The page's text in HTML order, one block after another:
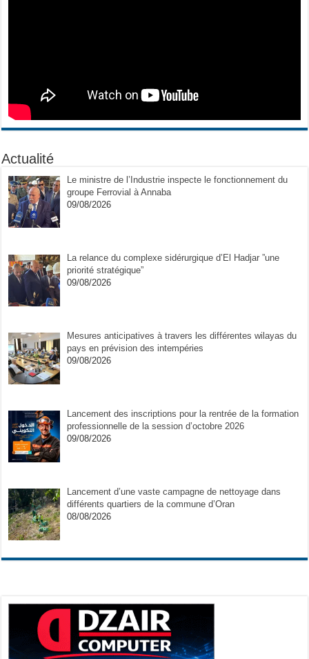
Actualité
Le ministre de l’Industrie inspecte le fonctionnement du
groupe Ferrovial à Annaba
09/08/2026
La relance du complexe sidérurgique d’El Hadjar ”une
priorité stratégique”
09/08/2026
Mesures anticipatives à travers les différentes wilayas du
pays en prévision des intempéries
09/08/2026
Lancement des inscriptions pour la rentrée de la formation
professionnelle de la session d’octobre 2026
09/08/2026
Lancement d’une vaste campagne de nettoyage dans
différents quartiers de la commune d’Oran
08/08/2026